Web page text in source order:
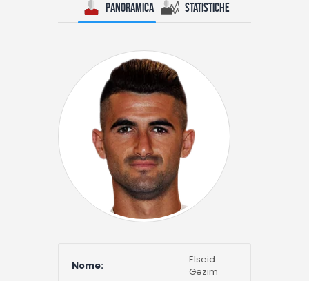
I consigli di Giulia
Panoramica Statistiche
Nome:
Elseid
Gëzim